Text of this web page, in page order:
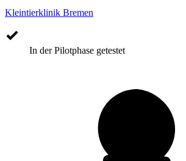
Kleintierklinik Bremen
In der Pilotphase getestet